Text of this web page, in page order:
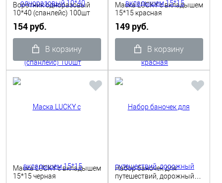
Воротник одноразовый
10*40 (спанлейс) 100шт
154 руб.
В корзину
Маска LUCKY с вкладышем
15*15 красная
149 руб.
В корзину
Маска LUCKY с вкладышем
15*15 черная
Набор баночек для
путешествий, дорожный